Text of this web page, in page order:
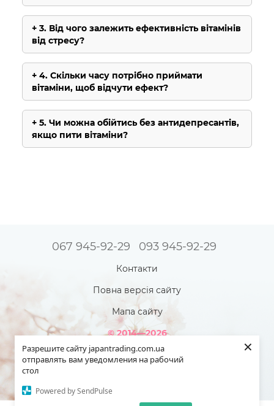
Разрешите сайту japantrading.com.ua
отправлять вам уведомления на рабочий
стол
Powered by SendPulse
×
3. Від чого залежить ефективність вітамінів
від стресу?
4. Скільки часу потрібно приймати
вітаміни, щоб відчути ефект?
5. Чи можна обійтись без антидепресантів,
якщо пити вітаміни?
067 945-92-29 093 945-92-29
Контакти
Повна версія сайту
Мапа сайту
© 2014—2026
Інтернет-магазин товарів з Японії - Japan Trading!
Наша краса яскравіша - коли ми повністю здорові!